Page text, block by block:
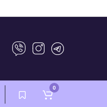
0